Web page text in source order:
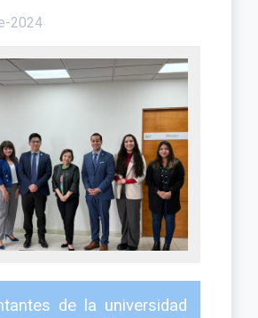
2024
de la universidad